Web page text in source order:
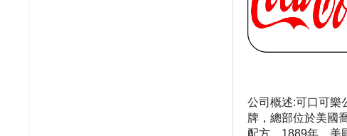
公司概述:可口可樂
牌，總部位於美國